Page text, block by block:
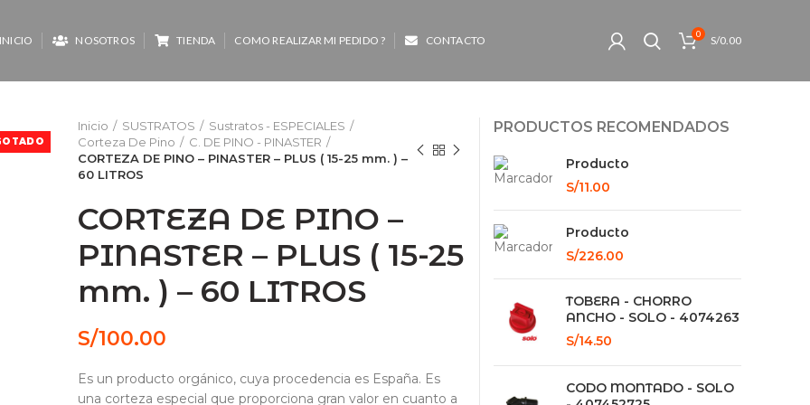
NOSOTROS TIENDA COMO REALIZAR MI PEDIDO ? CONTACTO 0 S/0.00
Inicio SUSTRATOS
Sustratos - ESPECIALES
Corteza De Pino
C. DE PINO - PINASTER
CORTEZA DE PINO – PINASTER – PLUS ( 15-25 mm. ) –
60 LITROS
CORTEZA DE PINO –
PINASTER – PLUS ( 15-25
mm. ) – 60 LITROS
S/100.00
Es un producto orgánico, cuya procedencia es España. Es
una corteza especial que proporciona gran valor en cuanto a
PRODUCTOS RECOMENDADOS
Producto
S/11.00
Producto
S/226.00
TOBERA - CHORRO
ANCHO - SOLO - 4074263
S/14.50
CODO MONTADO - SOLO